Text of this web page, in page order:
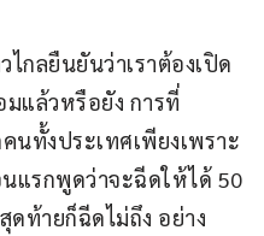
กลยืนยันว่าเราต้องเปิด
แล้วหรือยัง การที่
นทั้งประเทศเพียงเพราะ
แรกพูดว่าจะฉีดให้ได้ 50
ท้ายก็ฉีดไม่ถึง อย่าง